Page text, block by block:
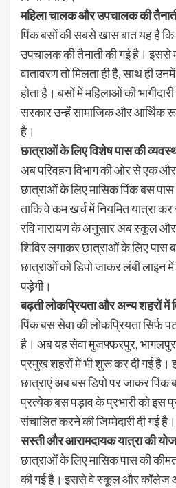
महिला चालक और उपचालक की
पिंक बसों की सबसे खास बात यह है
उपचालक की तैनाती की गई है। इससे
वातावरण तो मिलता ही है, साथ ही
होता है। बसों में महिलाओं की भागीदारी
सरकार उन्हें सामाजिक और आर्थिक
है।
छात्राओं के लिए विशेष पास की
अब परिवहन विभाग की ओर से एक
छात्राओं के लिए मासिक पिंक बस पास
ताकि वे कम खर्च में नियमित यात्रा
रवि नारायण के अनुसार अब स्कूल
शिविर लगाकर छात्राओं के लिए पास
छात्राओं को डिपो जाकर लंबी लाइन
पड़ेगी।
बढ़ती लोकप्रियता और अन्य शहरों में
पिंक बस सेवा की लोकप्रियता सिर्फ
है। अब यह सेवा मुजफ्फरपुर,
प्रमुख शहरों में भी शुरू कर दी गई है।
छात्राएं अब बस डिपो पर जाकर पिंक
प्रत्येक बस पड़ाव के प्रभारी को इस
संचालित करने की जिम्मेदारी दी गई है।
सस्ती और आरामदायक यात्रा की
छात्राओं के लिए मासिक पास की
की गई है। इससे वे स्कूल और कॉलेज